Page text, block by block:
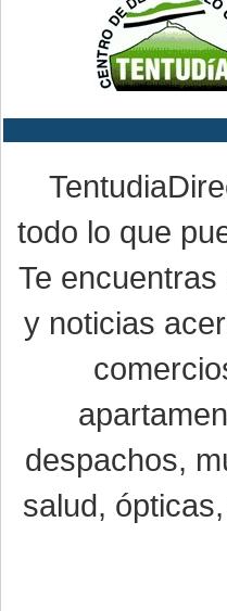
todo lo que
Te
y noticias
despachos,
salud,